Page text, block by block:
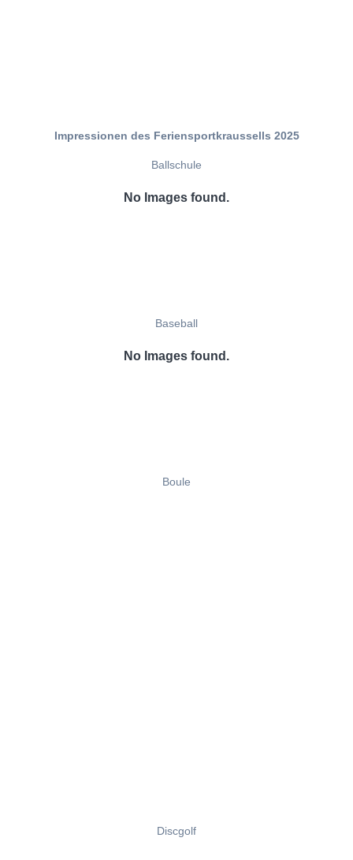
Impressionen des Feriensportkraussells 2025
Ballschule
No Images found.
Baseball
No Images found.
Boule
Discgolf